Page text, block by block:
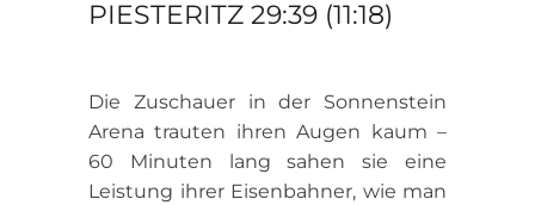
PIESTERITZ 29:39 (11:18)
Die Zuschauer in der Sonnenstein
Arena trauten ihren Augen kaum –
60 Minuten lang sahen sie eine
Leistung ihrer Eisenbahner, wie man